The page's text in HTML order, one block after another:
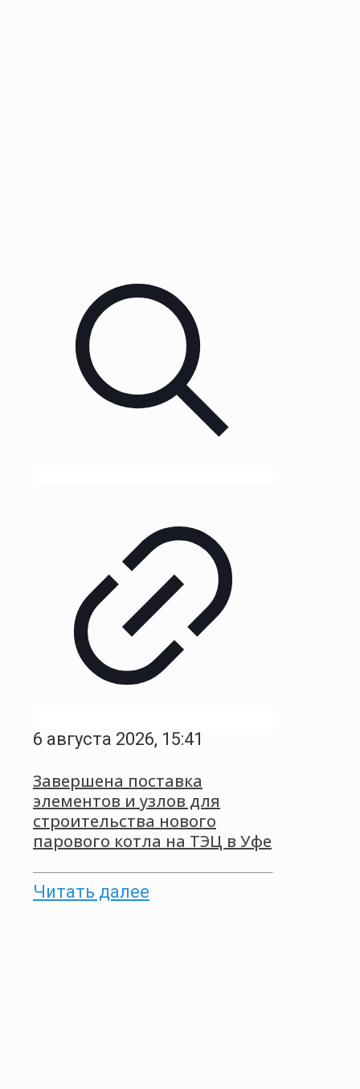
6 августа 2026, 15:41
Завершена поставка
элементов и узлов для
строительства нового
парового котла на ТЭЦ в Уфе
Читать далее